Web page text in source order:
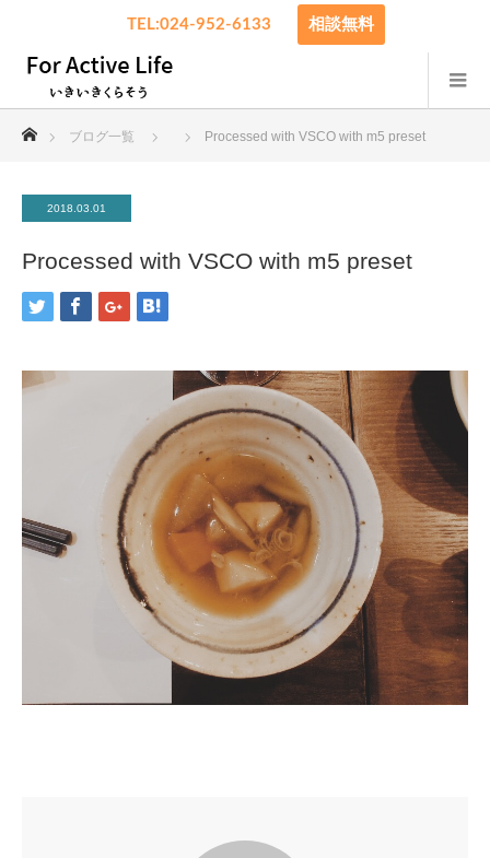
TEL:024-952-6133 相談無料
ブログ一覧 Processed with VSCO with m5 preset
2018.03.01
Processed with VSCO with m5 preset